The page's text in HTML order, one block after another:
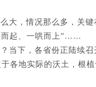
大，情况那么多，关
而起、一哄而上”……
当下，各省份正陆续
各地实际的沃土，根